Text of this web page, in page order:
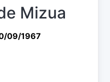
Mizua
09/1967